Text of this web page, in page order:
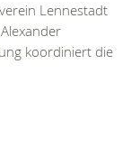
Lennestadt
koordiniert die